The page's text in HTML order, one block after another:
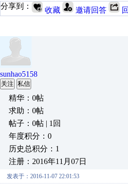
分享到：
收藏 邀请回答
sunhao5158
关注 私信
精华：0帖
求助：0帖
帖子：0帖 | 1回
年度积分：0
历史总积分：1
注册：2016年11月07日
发表于：2016-11-07 22:01:53